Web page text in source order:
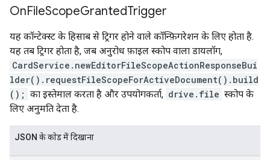
OnFileScopeGrantedTrigger
यह कॉन्टेक्स्ट के हिसाब से ट्रिगर होने वाले कॉन्फ़िगरेशन के लिए होता है.
यह तब ट्रिगर होता है, जब अनुरोध फ़ाइल स्कोप वाला डायलॉग,
CardService.newEditorFileScopeActionResponseBui
lder().requestFileScopeForActiveDocument().build
(); का इस्तेमाल करता है और उपयोगकर्ता, drive.file स्कोप के
लिए अनुमति देता है.
JSON के काेड में दिखाना